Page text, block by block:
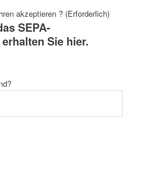
akzeptieren ? (Erforderlich)
SEPA-
Siehier.